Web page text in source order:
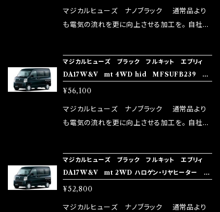
リットが無い。と。 コラボ開発製品です。 購入先
はこちらのマジカルヒューズ直販サイトと横浜に
rz）の2店舗の専売品になりますので宜しくお願
い致します。
マジカルヒューズ ナノブラック 通常品より
も電気の流れを更に向上させる加工を。 自社比
メ！ レーシングドライバーMAX織戸選手がテス
ターとなり吟味し時間を掛けて検証し、これは
体感出来て面白く、車には必ずプラスになりデメ
リットが無い。と。 コラボ開発製品です。 購入先
はこちらのマジカルヒューズ直販サイトと横浜に
rz）の2店舗の専売品になりますので宜しくお願
い致します。
マジカルヒューズ ブラック フルキット エブリィ
DA17W&V mt 4WD hid MFSUFB239 34
個
¥56,100
マジカルヒューズ ナノブラック 通常品より
も電気の流れを更に向上させる加工を。 自社比
メ！ レーシングドライバーMAX織戸選手がテス
ターとなり吟味し時間を掛けて検証し、これは
体感出来て面白く、車には必ずプラスになりデメ
リットが無い。と。 コラボ開発製品です。 購入先
マジカルヒューズ ブラック フルキット エブリィ
DA17W&V mt 2WD ハロゲン・リヤヒーター M
FSUFB238 32個
¥52,800
マジカルヒューズ ナノブラック 通常品より